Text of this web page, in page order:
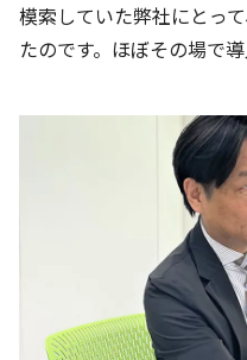
模索していた弊社にとっ
たのです。ほぼその場で